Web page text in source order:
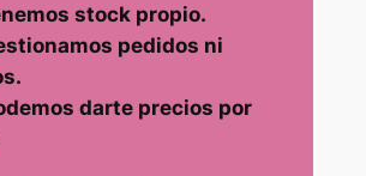
stock propio.
pedidos ni
darte precios por